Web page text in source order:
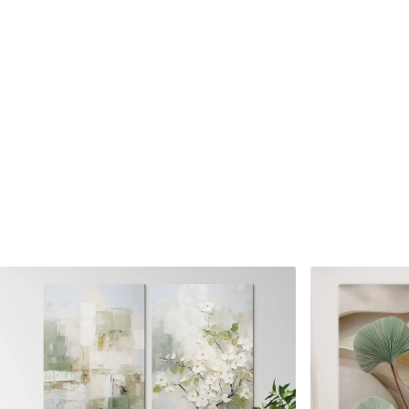
✓
Biztonságos, szagtalan tinta
✗ Vászonhatású felület
✗ Környezetbarát anyag
✓
Biztonságos,
Környezetbarát anyag